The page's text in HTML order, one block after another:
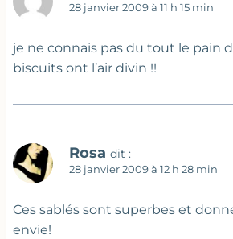
28 janvier 2009 à 11 h 15 min
je ne connais pas du tout le pain
biscuits ont l’air divin !!
Rosa dit :
28 janvier 2009 à 12 h 28 min
Ces sablés sont superbes et
envie!